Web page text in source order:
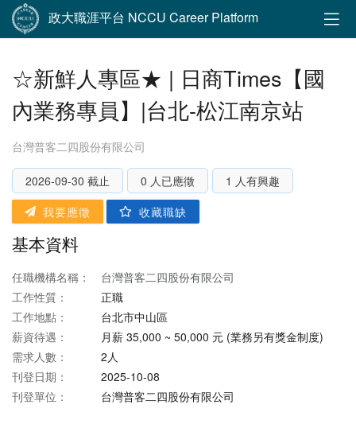
政大職涯平台 NCCU Career Platform
☆新鮮人專區★ | 日商Times【國
內業務專員】|台北-松江南京站
台灣普客二四股份有限公司
2026-09-30 截止 0 人已應徵
1 人有興趣
我要應徵
收藏職缺
基本資料
任職機構名稱：
台灣普客二四股份有限公司
工作性質：
正職
工作地點：
台北市中山區
薪資待遇：
月薪 35,000 ~ 50,000 元 (業務另有獎金制度)
需求人數：
2人
刊登日期：
2025-10-08
刊登單位：
台灣普客二四股份有限公司